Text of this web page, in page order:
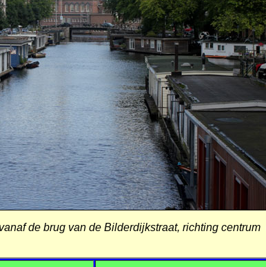
de brug van de Bilderdijkstraat, richting centrum